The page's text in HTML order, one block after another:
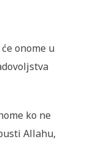
onome u
ko ne
Allahu,